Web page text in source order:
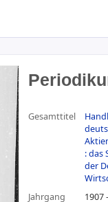
Gesamttitel
: das
der
Jahrgang
1907